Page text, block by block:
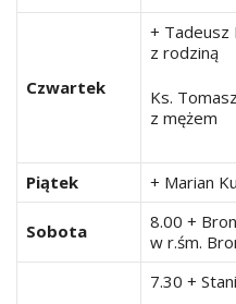
Czwartek
+ Tadeusz
z rodziną
Ks.
z mężem
Piątek + Marian
Sobota
8.00 +
w r.śm.
7.30 +